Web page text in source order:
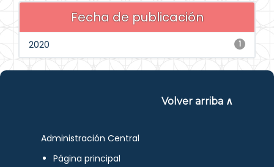
Fecha de publicación
1
2020
Volver arriba ∧
Administración Central
Página principal